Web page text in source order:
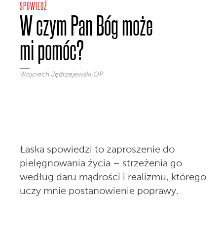
SPOWIEDŹ
W czym Pan Bóg może
mi pomóc?
Wojciech Jędrzejewski OP
Łaska spowiedzi to zaproszenie do
pielęgnowania życia – strzeżenia go
według daru mądrości i realizmu, którego
uczy mnie postanowienie poprawy.